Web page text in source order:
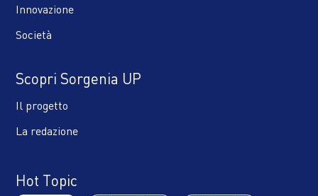
Innovazione
Società
Scopri Sorgenia UP
Il progetto
La redazione
Hot Topic